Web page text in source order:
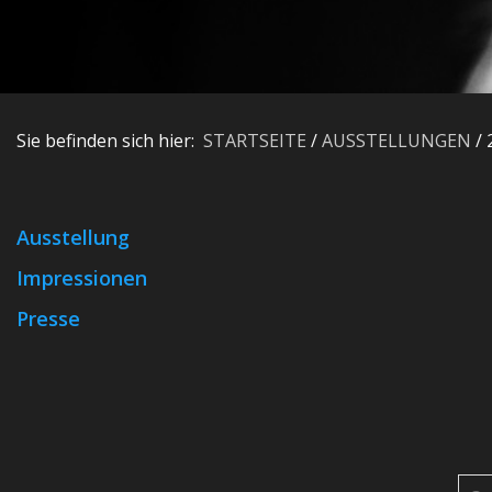
Sie befinden sich hier: STARTSEITE /AUSSTELLUNGEN /
Ausstellung
Impressionen
Presse